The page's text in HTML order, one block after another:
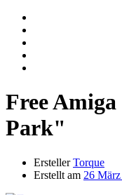
Free
Park"
Ersteller Torque
Erstellt am 26